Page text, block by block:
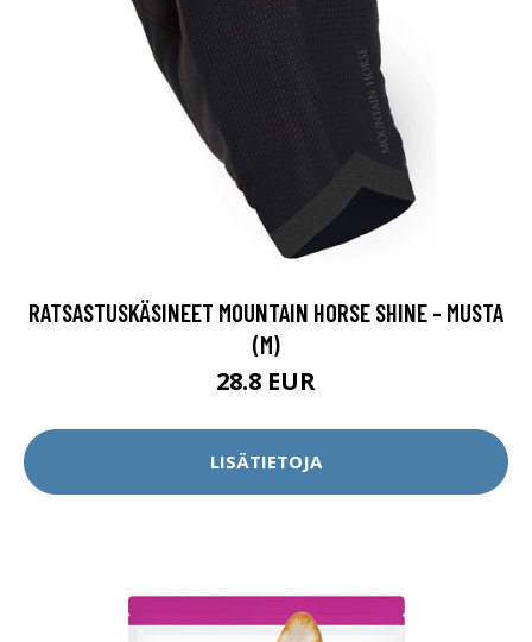
RATSASTUSKÄSINEET MOUNTAIN HORSE SHINE - MUSTA
(M)
28.8 EUR
LISÄTIETOJA